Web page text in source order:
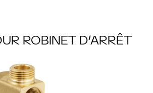
ROBINET D’ARRÊT